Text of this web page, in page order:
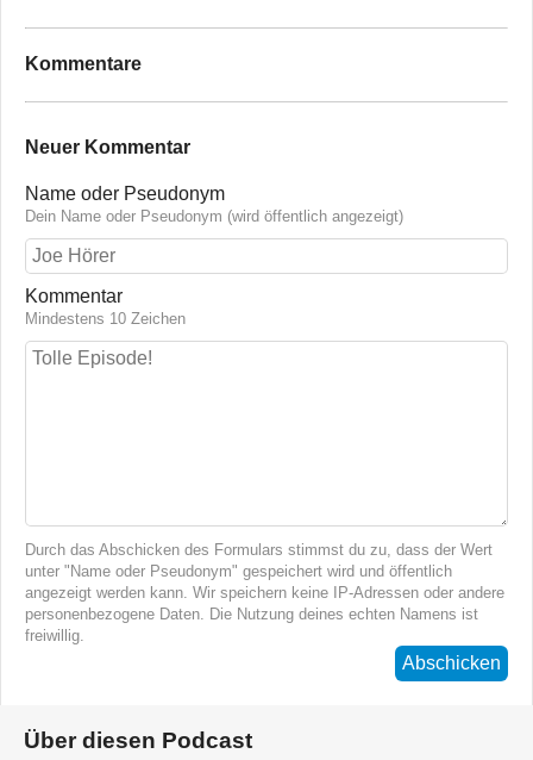
Kommentare
Neuer Kommentar
Name oder Pseudonym
Dein Name oder Pseudonym (wird öffentlich angezeigt)
Kommentar
Mindestens 10 Zeichen
Durch das Abschicken des Formulars stimmst du zu, dass der Wert
unter "Name oder Pseudonym" gespeichert wird und öffentlich
angezeigt werden kann. Wir speichern keine IP-Adressen oder andere
personenbezogene Daten. Die Nutzung deines echten Namens ist
freiwillig.
Abschicken
Über diesen Podcast